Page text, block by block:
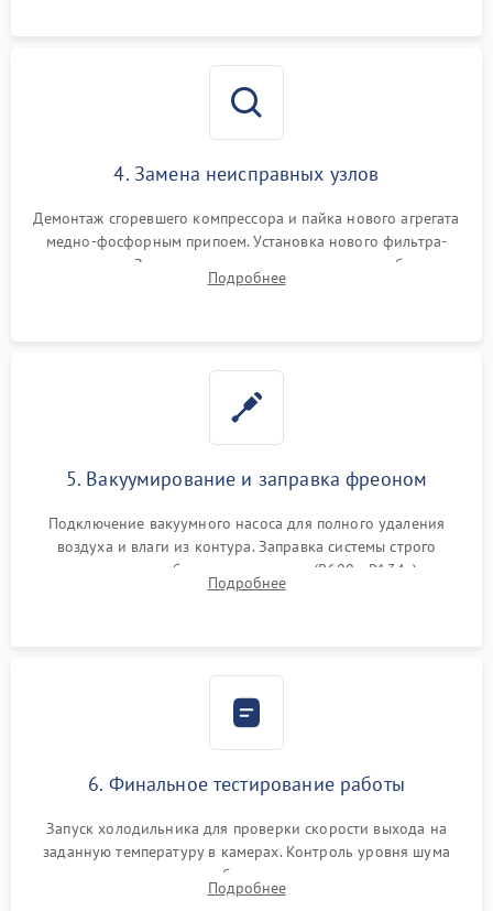
4. Замена неисправных узлов
Демонтаж сгоревшего компрессора и пайка нового агрегата
медно-фосфорным припоем. Установка нового фильтра-
осушителя. Замена изношенных вентиляторов обдува,
сломанных заслонок или поврежденных дверных петель.
Подробнее
5. Вакуумирование и заправка фреоном
Подключение вакуумного насоса для полного удаления
воздуха и влаги из контура. Заправка системы строго
дозированным объемом хладагента (R600a, R134a) по
электронным весам. Контроль рабочего давления в системе.
Подробнее
6. Финальное тестирование работы
Запуск холодильника для проверки скорости выхода на
заданную температуру в камерах. Контроль уровня шума
компрессора, отсутствия обмерзания стенок и корректного
срабатывания системы автоматической оттайки.
Подробнее